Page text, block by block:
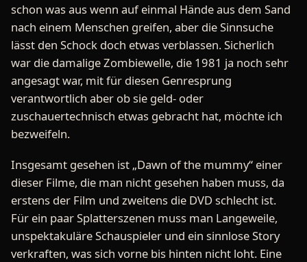
schon was aus wenn auf einmal Hände aus dem Sand
nach einem Menschen greifen, aber die Sinnsuche
lässt den Schock doch etwas verblassen. Sicherlich
war die damalige Zombiewelle, die 1981 ja noch sehr
angesagt war, mit für diesen Genresprung
verantwortlich aber ob sie geld- oder
zuschauertechnisch etwas gebracht hat, möchte ich
bezweifeln.
Insgesamt gesehen ist „Dawn of the mummy“ einer
dieser Filme, die man nicht gesehen haben muss, da
erstens der Film und zweitens die DVD schlecht ist.
Für ein paar Splatterszenen muss man Langeweile,
unspektakuläre Schauspieler und ein sinnlose Story
verkraften, was sich vorne bis hinten nicht loht. Eine